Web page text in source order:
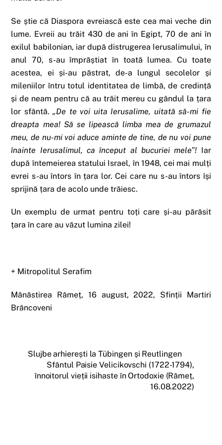
Se știe că Diaspora evreiască este cea mai veche din
lume. Evreii au trăit 430 de ani în Egipt, 70 de ani în
exilul babilonian, iar după distrugerea Ierusalimului, în
anul 70, s-au împrăștiat în toată lumea. Cu toate
acestea, ei și-au păstrat, de-a lungul secolelor și
mileniilor întru totul identitatea de limbă, de credință
și de neam pentru că au trăit mereu cu gândul la țara
lor sfântă.„De te voi uita Ierusalime, uitată să-mi fie
dreapta mea! Să se lipească limba mea de grumazul
meu, de nu-mi voi aduce aminte de tine, de nu voi pune
înainte Ierusalimul, ca început al bucuriei mele”! Iar
după întemeierea statului Israel, în 1948, cei mai mulți
evrei s-au întors în țara lor. Cei care nu s-au întors își
sprijină țara de acolo unde trăiesc.
Un exemplu de urmat pentru toți care și-au părăsit
țara în care au văzut lumina zilei!
+ Mitropolitul Serafim
Mânăstirea Râmeț, 16 august, 2022, Sfinții Martiri
Brâncoveni
Slujbe arhierești la Tübingen și Reutlingen
Sfântul Paisie Velicikovschi (1722-1794),
înnoitorul vieții isihaste în Ortodoxie (Râmeț,
16.08.2022)